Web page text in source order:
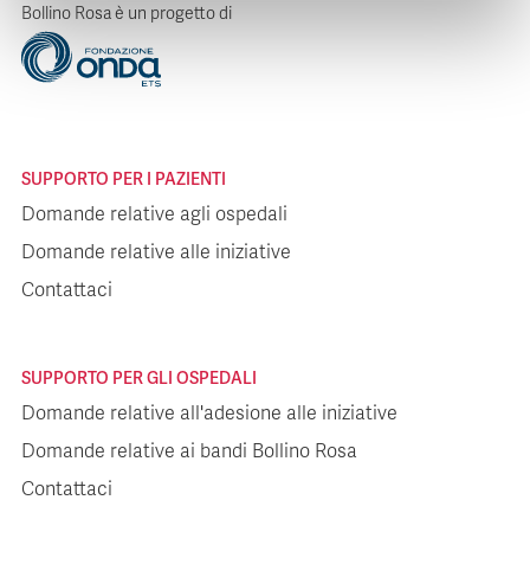
Bollino Rosa è un progetto di
SUPPORTO PER I PAZIENTI
Domande relative agli ospedali
Domande relative alle iniziative
Contattaci
SUPPORTO PER GLI OSPEDALI
Domande relative all'adesione alle iniziative
Domande relative ai bandi Bollino Rosa
Contattaci